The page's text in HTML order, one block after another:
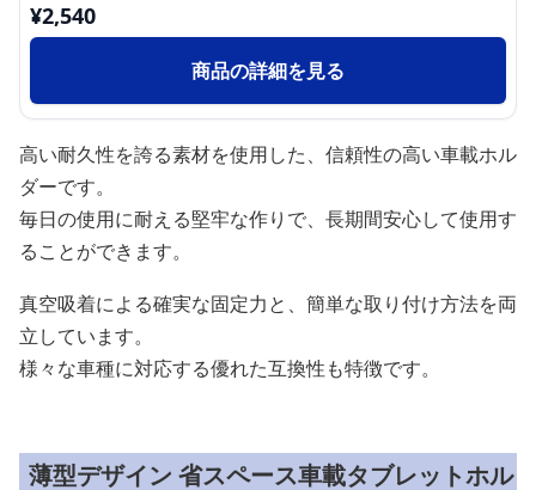
¥2,540
商品の詳細を見る
高い耐久性を誇る素材を使用した、信頼性の高い車載ホル
ダーです。
毎日の使用に耐える堅牢な作りで、長期間安心して使用す
ることができます。
真空吸着による確実な固定力と、簡単な取り付け方法を両
立しています。
様々な車種に対応する優れた互換性も特徴です。
薄型デザイン 省スペース車載タブレットホル